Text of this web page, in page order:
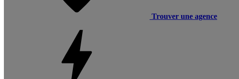
Trouver une agence